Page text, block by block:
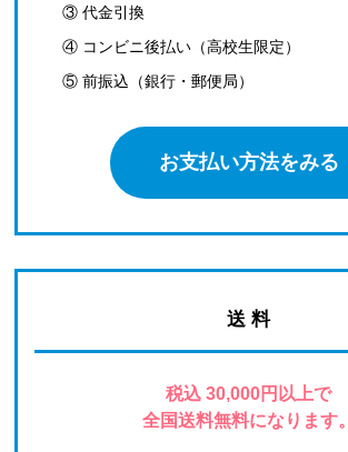
③ 代金引換
④ コンビニ後払い（高校生限定）
⑤ 前振込（銀行・郵便局）
お支払い方法をみる
送 料
税込 30,000円以上で
全国送料無料になります。